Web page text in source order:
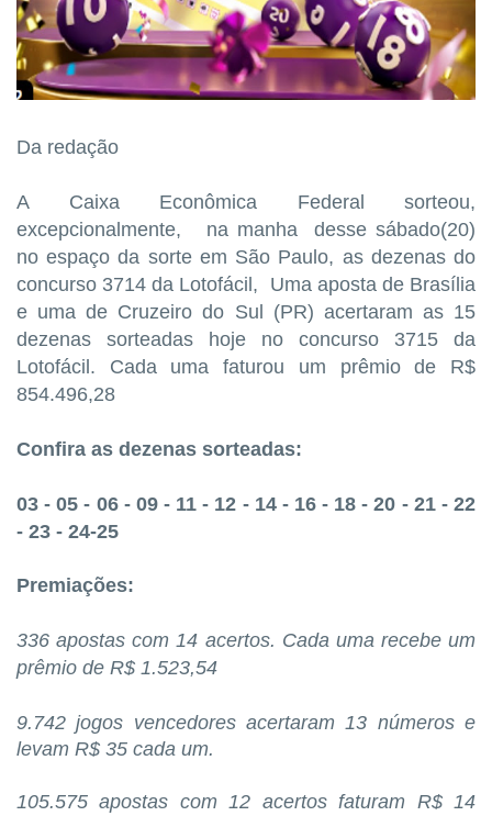
Da redação
A Caixa Econômica Federal sorteou,
excepcionalmente, na manha desse sábado(20)
no espaço da sorte em São Paulo, as dezenas do
concurso 3714 da Lotofácil, Uma aposta de Brasília
e uma de Cruzeiro do Sul (PR) acertaram as 15
dezenas sorteadas hoje no concurso 3715 da
Lotofácil. Cada uma faturou um prêmio de R$
854.496,28
Confira as dezenas sorteadas:
03 - 05 - 06 - 09 - 11 - 12 - 14 - 16 - 18 - 20 - 21 - 22
- 23 - 24-25
Premiações:
336 apostas com 14 acertos. Cada uma recebe um
prêmio de R$ 1.523,54
9.742 jogos vencedores acertaram 13 números e
levam R$ 35 cada um.
105.575 apostas com 12 acertos faturam R$ 14